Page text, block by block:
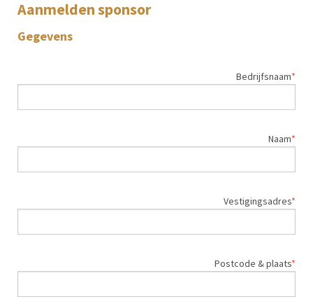
Aanmelden sponsor
Gegevens
Bedrijfsnaam
Naam
Vestigingsadres
Postcode & plaats